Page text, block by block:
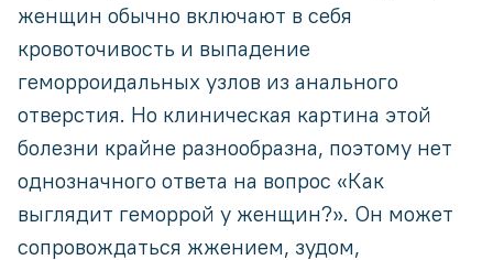
женщин обычно включают в себя
кровоточивость и выпадение
геморроидальных узлов из анального
отверстия. Но клиническая картина этой
болезни крайне разнообразна, поэтому нет
однозначного ответа на вопрос «Как
выглядит геморрой у женщин?». Он может
сопровождаться жжением, зудом,